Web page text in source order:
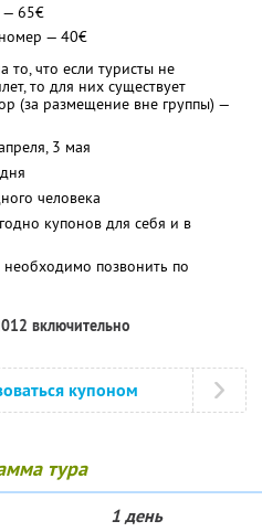
— 65€
— 40€
что если туристы не
то для них существует
(за размещение вне группы) —
3 мая
человека
купонов для себя и в
позвонить по
включительно
купоном
тура
1 день